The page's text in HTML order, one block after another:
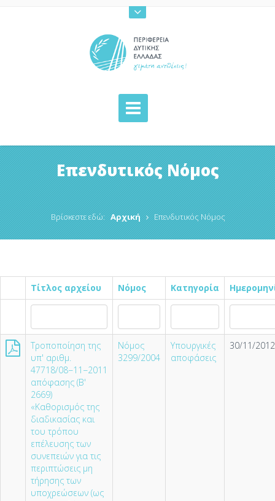
Επενδυτικός Νόμος
Βρίσκεστε εδώ: Αρχική Επενδυτικός Νόμος
Τίτλος αρχείου Νόμος Κατηγορία
Τροποποίηση της
υπ' αριθμ.
47718/08−11−2011
απόφασης (Β'
2669)
«Καθορισμός της
διαδικασίας και
του τρόπου
επέλευσης των
συνεπειών για τις
περιπτώσεις μη
τήρησης των
υποχρεώσεων (ως
Νόμος
3299/2004
Υπουργικές
αποφάσεις
30/11/